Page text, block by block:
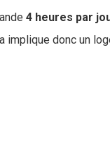
4 heures par
implique donc un